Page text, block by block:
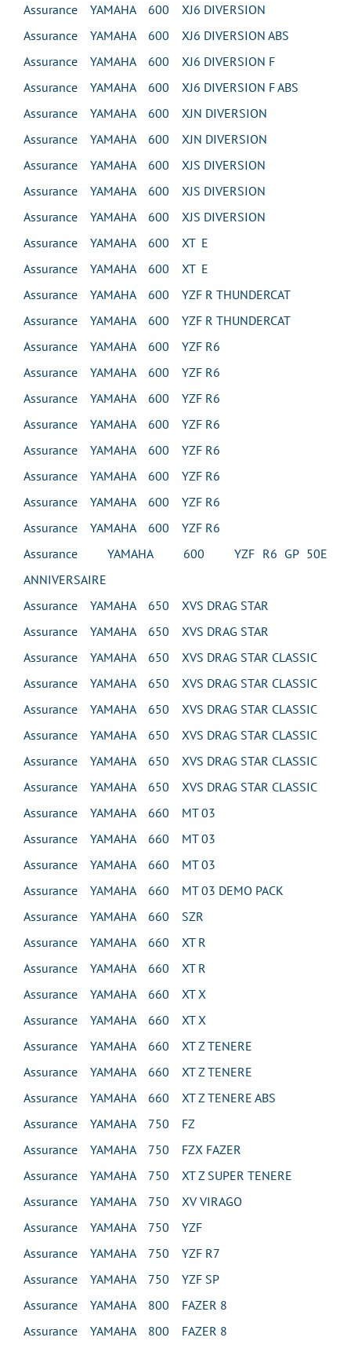
Assurance YAMAHA 600 XJ6 DIVERSION
Assurance YAMAHA 600 XJ6 DIVERSION ABS
Assurance YAMAHA 600 XJ6 DIVERSION F
Assurance YAMAHA 600 XJ6 DIVERSION F ABS
Assurance YAMAHA 600 XJN DIVERSION
Assurance YAMAHA 600 XJN DIVERSION
Assurance YAMAHA 600 XJS DIVERSION
Assurance YAMAHA 600 XJS DIVERSION
Assurance YAMAHA 600 XJS DIVERSION
Assurance YAMAHA 600 XT E
Assurance YAMAHA 600 XT E
Assurance YAMAHA 600 YZF R THUNDERCAT
Assurance YAMAHA 600 YZF R THUNDERCAT
Assurance YAMAHA 600 YZF R6
Assurance YAMAHA 600 YZF R6
Assurance YAMAHA 600 YZF R6
Assurance YAMAHA 600 YZF R6
Assurance YAMAHA 600 YZF R6
Assurance YAMAHA 600 YZF R6
Assurance YAMAHA 600 YZF R6
Assurance YAMAHA 600 YZF R6
Assurance YAMAHA 600 YZF R6 GP 50E
ANNIVERSAIRE
Assurance YAMAHA 650 XVS DRAG STAR
Assurance YAMAHA 650 XVS DRAG STAR
Assurance YAMAHA 650 XVS DRAG STAR CLASSIC
Assurance YAMAHA 650 XVS DRAG STAR CLASSIC
Assurance YAMAHA 650 XVS DRAG STAR CLASSIC
Assurance YAMAHA 650 XVS DRAG STAR CLASSIC
Assurance YAMAHA 650 XVS DRAG STAR CLASSIC
Assurance YAMAHA 650 XVS DRAG STAR CLASSIC
Assurance YAMAHA 660 MT 03
Assurance YAMAHA 660 MT 03
Assurance YAMAHA 660 MT 03
Assurance YAMAHA 660 MT 03 DEMO PACK
Assurance YAMAHA 660 SZR
Assurance YAMAHA 660 XT R
Assurance YAMAHA 660 XT R
Assurance YAMAHA 660 XT X
Assurance YAMAHA 660 XT X
Assurance YAMAHA 660 XT Z TENERE
Assurance YAMAHA 660 XT Z TENERE
Assurance YAMAHA 660 XT Z TENERE ABS
Assurance YAMAHA 750 FZ
Assurance YAMAHA 750 FZX FAZER
Assurance YAMAHA 750 XT Z SUPER TENERE
Assurance YAMAHA 750 XV VIRAGO
Assurance YAMAHA 750 YZF
Assurance YAMAHA 750 YZF R7
Assurance YAMAHA 750 YZF SP
Assurance YAMAHA 800 FAZER 8
Assurance YAMAHA 800 FAZER 8